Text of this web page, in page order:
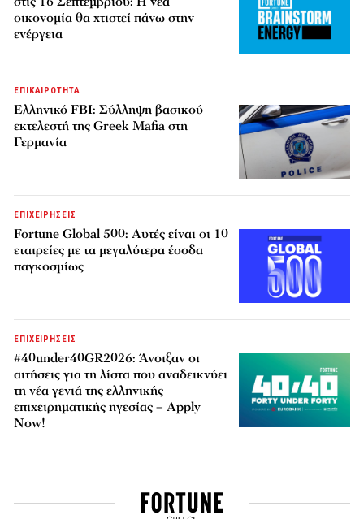
οικονομία θα χτιστεί πάνω στην
ενέργεια
ΕΠΙΚΑΙΡΟΤΗΤΑ
Ελληνικό FBI: Σύλληψη βασικού
εκτελεστή της Greek Mafia στη
Γερμανία
ΕΠΙΧΕΙΡΗΣΕΙΣ
Fortune Global 500: Αυτές είναι οι 10
εταιρείες με τα μεγαλύτερα έσοδα
παγκοσμίως
ΕΠΙΧΕΙΡΗΣΕΙΣ
#40under40GR2026: Άνοιξαν οι
αιτήσεις για τη λίστα που αναδεικνύει
τη νέα γενιά της ελληνικής
επιχειρηματικής ηγεσίας – Apply
Now!